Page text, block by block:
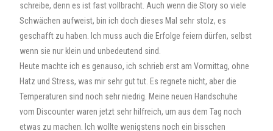
schreibe, denn es ist fast vollbracht. Auch wenn die Story so viele
Schwächen aufweist, bin ich doch dieses Mal sehr stolz, es
geschafft zu haben. Ich muss auch die Erfolge feiern dürfen, selbst
wenn sie nur klein und unbedeutend sind.
Heute machte ich es genauso, ich schrieb erst am Vormittag, ohne
Hatz und Stress, was mir sehr gut tut. Es regnete nicht, aber die
Temperaturen sind noch sehr niedrig. Meine neuen Handschuhe
vom Discounter waren jetzt sehr hilfreich, um aus dem Tag noch
etwas zu machen. Ich wollte wenigstens noch ein bisschen